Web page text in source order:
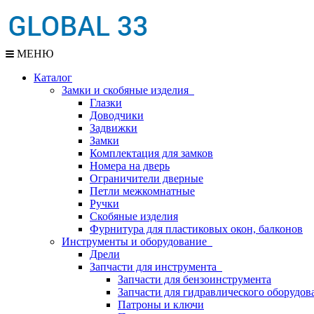
МЕНЮ
Каталог
Замки и скобяные изделия
Глазки
Доводчики
Задвижки
Замки
Комплектация для замков
Номера на дверь
Ограничители дверные
Петли межкомнатные
Ручки
Скобяные изделия
Фурнитура для пластиковых окон, балконов
Инструменты и оборудование
Дрели
Запчасти для инструмента
Запчасти для бензоинструмента
Запчасти для гидравлического
Патроны и ключи